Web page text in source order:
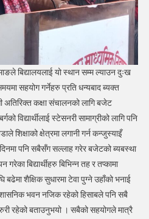
बिद्यालयलाई यो स्थान सम्म ल्याउन दुःख
सहयोग गर्नेहरु प्रति धन्यबाद ब्यक्त
अतिरिक्त कक्षा संचालनको लागि बजेट
विद्यार्थीलाई स्टेसनरी सामाग्रीको लागि पनि
शिक्षाको क्षेत्रमा लगानी गर्न कन्जुस्याइँ
पनि सबैसँग सल्लाह गरेर बजेटको ब्यबस्था
बिद्यार्थीहरु बिभिन्न तह र तप्कामा
शैक्षिक सुधारमा टेवा पुग्ने उहाँको भनाई
भवन नजिक रहेको हिसाबले पनि सबै
रहेको बताउनुभयो । सबैको सहयोगले मात्रै